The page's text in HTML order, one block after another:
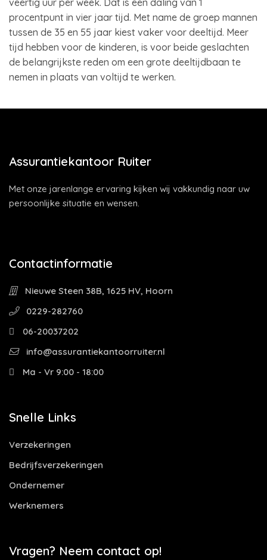
veertig uur per week. Dat is een daling van 1
procentpunt in vier jaar tijd. Met name de groep mannen
tussen de 35 en 55 jaar kiest vaker voor deeltijd. Meer
tijd hebben voor de kinderen, is voor beide geslachten
de belangrijkste reden om een grote deeltijdbaan te
nemen in plaats van voltijd te werken.
Assurantiekantoor Ruiter
Met onze jarenlange ervaring kijken wij vakkundig naar uw
persoonlijke situatie en wensen.
Contactinformatie
Nieuwe Steen 38B, 1625 HV, Hoorn
0229-282760
06-20037202
info@assurantiekantoorruiter.nl
Ma - Vr 9:00 - 18:00
Snelle Links
Verzekeringen
Bedrijfsverzekeringen
Ondernemer
Werknemers
Vragen? Neem contact op!